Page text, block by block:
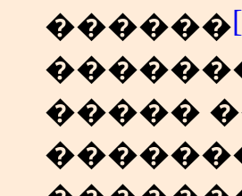
������
�����